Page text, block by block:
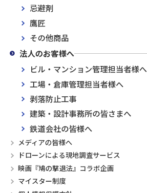
忌避剤
鷹匠
その他商品
法人のお客様へ
ビル・マンション管理担当者様へ
工場・倉庫管理担当者様へ
剥落防止工事
建築・設計事務所の皆さまへ
鉄道会社の皆様へ
メディアの皆様へ
ドローンによる現地調査サービス
映画『鳩の撃退法』コラボ企画
マイスター制度